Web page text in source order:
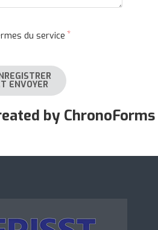
du service
ENVOYER
by ChronoForms